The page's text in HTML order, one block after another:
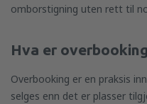
omborstigning uten rett til
Hva er
Overbooking er en praksis
selges enn det er plasser